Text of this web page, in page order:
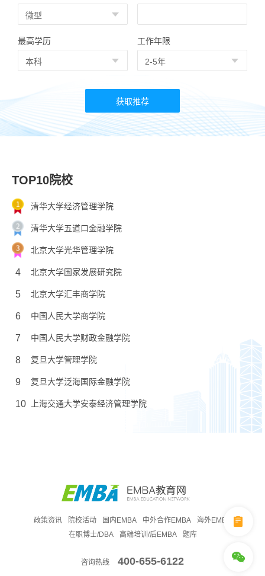
最高学历 工作年限
TOP10院校
清华大学经济管理学院
清华大学五道口金融学院
北京大学光华管理学院
4 北京大学国家发展研究院
5 北京大学汇丰商学院
6 中国人民大学商学院
7 中国人民大学财政金融学院
8 复旦大学管理学院
9 复旦大学泛海国际金融学院
10 上海交通大学安泰经济管理学院
政策资讯 院校活动 国内EMBA 中外合作EMBA
海外EMBA
在职博士/DBA
高端培训/后EMBA 题库
咨询热线 400-655-6122